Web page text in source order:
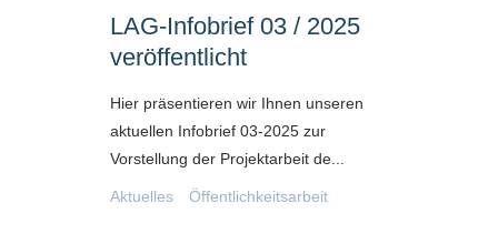
LAG-Infobrief 03 / 2025
veröffentlicht
Hier präsentieren wir Ihnen unseren
aktuellen Infobrief 03-2025 zur
Vorstellung der Projektarbeit de...
Aktuelles Öffentlichkeitsarbeit